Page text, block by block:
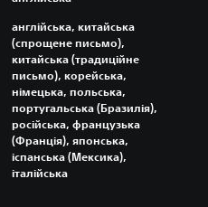
англійська, китайська
(спрощене письмо),
китайська (традиційне
письмо), корейська,
німецька, польська,
португальська (Бразилія),
російська, французька
(Франція), японська,
іспанська (Мексика),
італійська